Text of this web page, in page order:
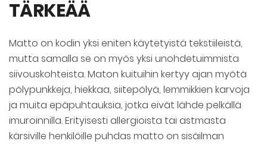
TÄRKEÄÄ
Matto on kodin yksi eniten käytetyistä tekstiileistä,
mutta samalla se on myös yksi unohdetuimmista
siivouskohteista. Maton kuituihin kertyy ajan myötä
pölypunkkeja, hiekkaa, siitepölyä, lemmikkien karvoja
ja muita epäpuhtauksia, jotka eivät lähde pelkällä
imuroinnilla. Erityisesti allergioista tai astmasta
kärsiville henkilöille puhdas matto on sisäilman